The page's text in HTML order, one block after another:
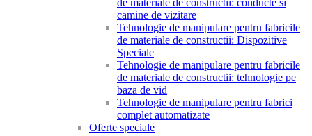
de materiale de constructii: conducte si
camine de vizitare
Tehnologie de manipulare pentru fabricile
de materiale de constructii: Dispozitive
Speciale
Tehnologie de manipulare pentru fabricile
de materiale de constructii: tehnologie pe
baza de vid
Tehnologie de manipulare pentru fabrici
complet automatizate
Oferte speciale